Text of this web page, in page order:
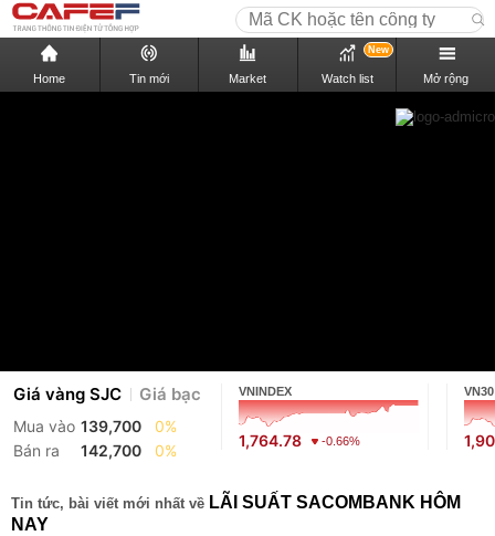
Home Tin mới Market Watch list
New
Mở rộng
Giá vàng SJC Giá bạc
Mua vào 139,700
0%
Bán ra
142,700 0%
VNINDEX
1,764.78 -0.66%
VN30
Tin tức, bài viết mới nhất về LÃI SUẤT SACOMBANK HÔM
NAY